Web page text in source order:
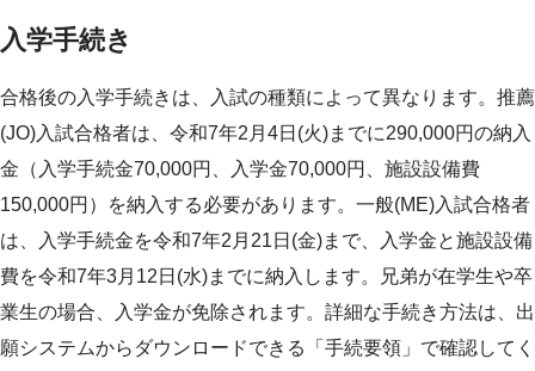
入学手続き
合格後の入学手続きは、入試の種類によって異なります。推薦
(JO)入試合格者は、令和7年2月4日(火)までに290,000円の納入
金（入学手続金70,000円、入学金70,000円、施設設備費
150,000円）を納入する必要があります。一般(ME)入試合格者
は、入学手続金を令和7年2月21日(金)まで、入学金と施設設備
費を令和7年3月12日(水)までに納入します。兄弟が在学生や卒
業生の場合、入学金が免除されます。詳細な手続き方法は、出
願システムからダウンロードできる「手続要領」で確認してく